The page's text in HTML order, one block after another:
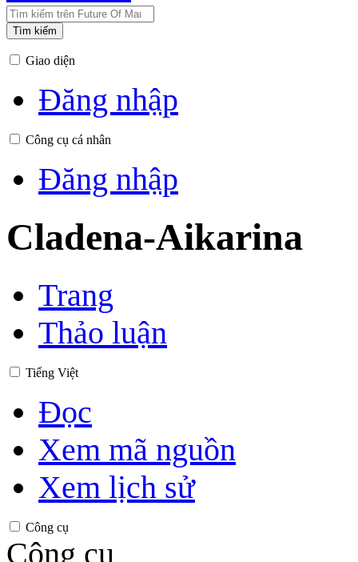
Tìm kiếm
Giao diện
Đăng nhập
Công cụ cá nhân
Đăng nhập
Cladena-Aikarina
Trang
Thảo luận
Tiếng Việt
Đọc
Xem mã nguồn
Xem lịch sử
Công cụ
Công cụ